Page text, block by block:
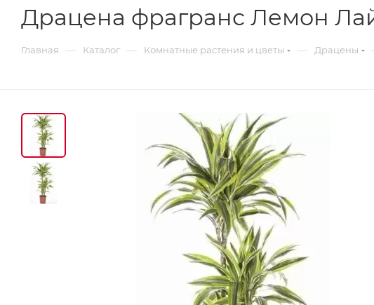
Драцена фрагранс Лемон
Главная — Каталог — Комнатные растения и цветы — Драцены